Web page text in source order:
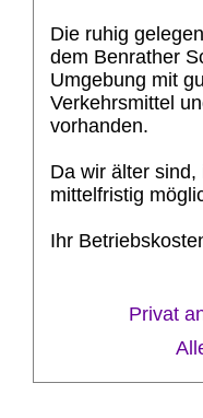
Die ruhig
dem Benrather
Umgebung mit
Verkehrsmittel
vorhanden.
Da wir älter
mittelfristig
Ihr
Privat